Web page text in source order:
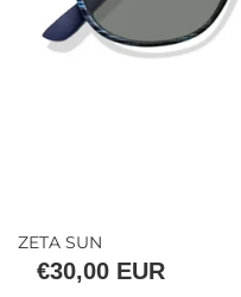
ZETA SUN
€30,00 EUR